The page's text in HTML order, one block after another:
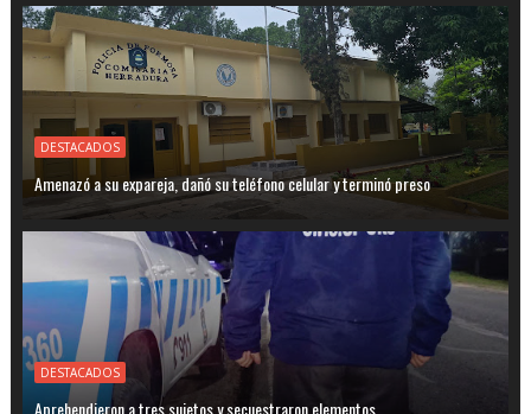
DESTACADOS
Amenazó a su expareja, dañó su teléfono celular y terminó preso
DESTACADOS
Aprehendieron a tres sujetos y secuestraron elementos